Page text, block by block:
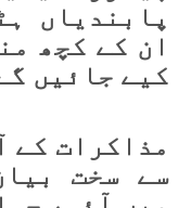
پابندیاں
ان کے کچھ
کیے جائیں
مذاکرات کے
سے سخت